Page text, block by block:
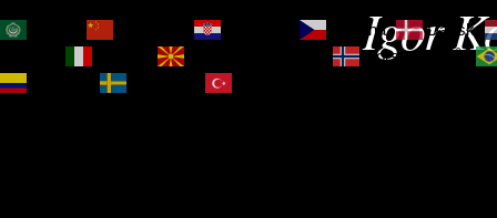
Igor
Čeština‎
Dansk
Norsk bokmål